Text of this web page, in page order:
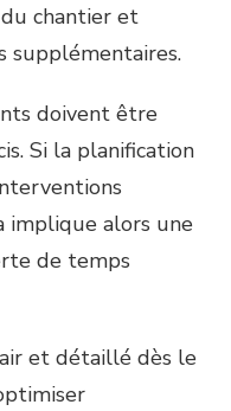
chantier et
supplémentaires.
doivent être
Si la planification
implique alors une
de temps
et détaillé dès le